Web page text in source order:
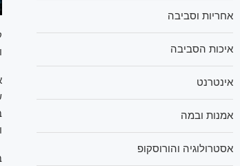
אחריות וסביבה
איכות הסביבה
אינטרנט
אמנות ובמה
אסטרולוגיה והורוסקופ